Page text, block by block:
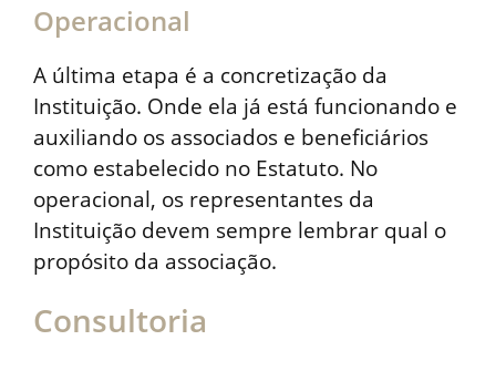
Operacional
A última etapa é a concretização da
Instituição. Onde ela já está funcionando e
auxiliando os associados e beneficiários
como estabelecido no Estatuto. No
operacional, os representantes da
Instituição devem sempre lembrar qual o
propósito da associação.
Consultoria